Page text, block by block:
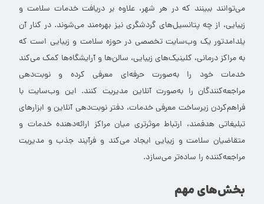
می‌توانند ببینند که در هر شهر، علاوه بر دریافت خدمات سلامت و
زیبایی، از چه پتانسیل‌های گردشگری نیز بهره‌مند می‌شوند. در کنار آن
یلدامدتور یک وب‌سایت تخصصی در حوزه سلامت و زیبایی است که
به مراکز درمانی، کلینیک‌های زیبایی، سالن‌ها و آرایشگاه‌ها کمک می‌کند
خدمات خود را به‌صورت حرفه‌ای معرفی کرده و نوبت‌دهی
مراجعه‌کنندگان را به‌صورت آنلاین مدیریت کنند. این وب‌سایت با
فراهم‌کردن زیرساخت معرفی خدمات، دفتر نوبت‌دهی آنلاین و ابزارهای
تبلیغاتی هدفمند، ارتباط موثرتری میان مراکز ارائه‌دهنده خدمات و
متقاضیان سلامت و زیبایی ایجاد می‌کند و فرآیند جذب و مدیریت
مراجعه‌کننده را ساده‌تر می‌سازد.
بخش‌های مهم